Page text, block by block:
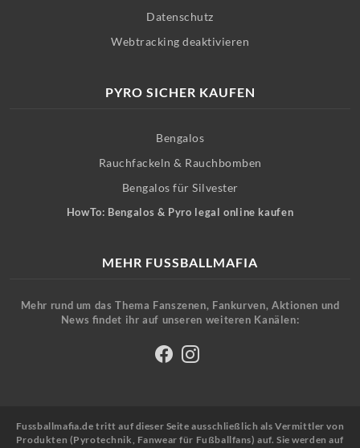
Datenschutz
Webtracking deaktivieren
PYRO SICHER KAUFEN
Bengalos
Rauchfackeln & Rauchbomben
Bengalos für Silvester
HowTo: Bengalos & Pyro legal online kaufen
MEHR FUSSBALLMAFIA
Mehr rund um das Thema Fanszenen, Fankurven, Aktionen und
News findet ihr auf unseren weiteren Kanälen:
Fussballmafia.de tritt auf dieser Seite ausschließlich als Vermittler von
Produkten (Pyrotechnik, Fanwear für Fußballfans) auf. Sie werden auf